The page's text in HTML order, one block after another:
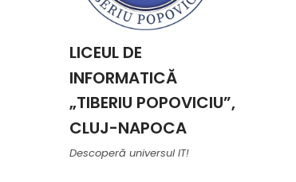
LICEUL DE
INFORMATICĂ
„TIBERIU POPOVICIU”,
CLUJ-NAPOCA
Descoperă universul IT!